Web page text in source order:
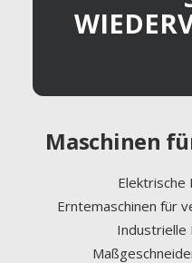
Maschinen
Elektrische
Erntemaschinen für
Industrielle